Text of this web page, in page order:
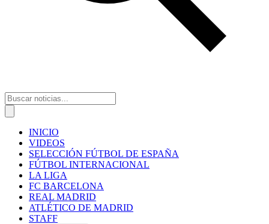
INICIO
VIDEOS
SELECCIÓN FÚTBOL DE ESPAÑA
FÚTBOL INTERNACIONAL
LA LIGA
FC BARCELONA
REAL MADRID
ATLÉTICO DE MADRID
STAFF